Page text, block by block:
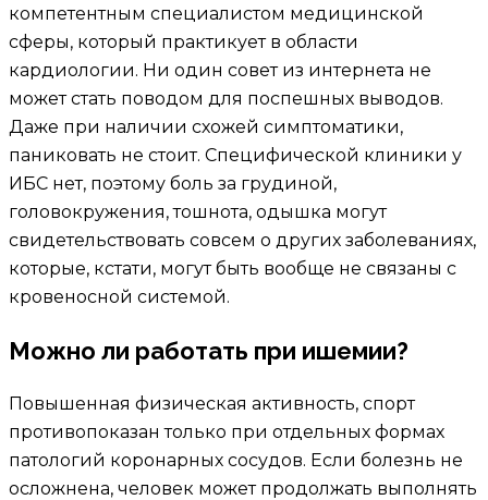
компетентным специалистом медицинской
сферы, который практикует в области
кардиологии. Ни один совет из интернета не
может стать поводом для поспешных выводов.
Даже при наличии схожей симптоматики,
паниковать не стоит. Специфической клиники у
ИБС нет, поэтому боль за грудиной,
головокружения, тошнота, одышка могут
свидетельствовать совсем о других заболеваниях,
которые, кстати, могут быть вообще не связаны с
кровеносной системой.
Можно ли работать при ишемии?
Повышенная физическая активность, спорт
противопоказан только при отдельных формах
патологий коронарных сосудов. Если болезнь не
осложнена, человек может продолжать выполнять